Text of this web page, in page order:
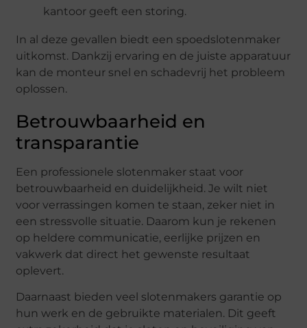
kantoor geeft een storing.
In al deze gevallen biedt een spoedslotenmaker
uitkomst. Dankzij ervaring en de juiste apparatuur
kan de monteur snel en schadevrij het probleem
oplossen.
Betrouwbaarheid en
transparantie
Een professionele slotenmaker staat voor
betrouwbaarheid en duidelijkheid. Je wilt niet
voor verrassingen komen te staan, zeker niet in
een stressvolle situatie. Daarom kun je rekenen
op heldere communicatie, eerlijke prijzen en
vakwerk dat direct het gewenste resultaat
oplevert.
Daarnaast bieden veel slotenmakers garantie op
hun werk en de gebruikte materialen. Dit geeft